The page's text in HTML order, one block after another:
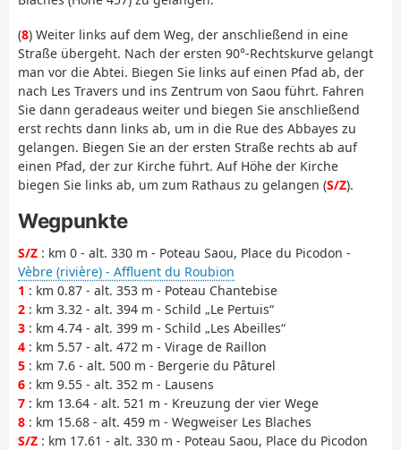
(8) Weiter links auf dem Weg, der anschließend in eine
Straße übergeht. Nach der ersten 90°-Rechtskurve gelangt
man vor die Abtei. Biegen Sie links auf einen Pfad ab, der
nach Les Travers und ins Zentrum von Saou führt. Fahren
Sie dann geradeaus weiter und biegen Sie anschließend
erst rechts dann links ab, um in die Rue des Abbayes zu
gelangen. Biegen Sie an der ersten Straße rechts ab auf
einen Pfad, der zur Kirche führt. Auf Höhe der Kirche
biegen Sie links ab, um zum Rathaus zu gelangen (S/Z).
Wegpunkte
S/Z : km 0 - alt. 330 m - Poteau Saou, Place du Picodon -
Vèbre (rivière) - Affluent du Roubion
1 : km 0.87 - alt. 353 m - Poteau Chantebise
2 : km 3.32 - alt. 394 m - Schild „Le Pertuis“
3 : km 4.74 - alt. 399 m - Schild „Les Abeilles“
4 : km 5.57 - alt. 472 m - Virage de Raillon
5 : km 7.6 - alt. 500 m - Bergerie du Pâturel
6 : km 9.55 - alt. 352 m - Lausens
7 : km 13.64 - alt. 521 m - Kreuzung der vier Wege
8 : km 15.68 - alt. 459 m - Wegweiser Les Blaches
S/Z : km 17.61 - alt. 330 m - Poteau Saou, Place du Picodon